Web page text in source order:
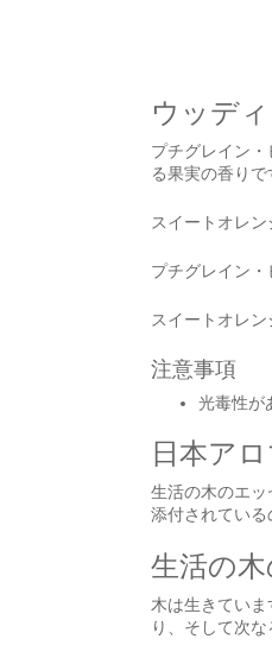
ウッデ
プチグレイン
る果実の香りで
スイートオレ
プチグレイン
スイートオレ
注意事項
光毒性が
日本ア
生活の木のエ
添付されている
生活の
木は生きてい
り、そして次な